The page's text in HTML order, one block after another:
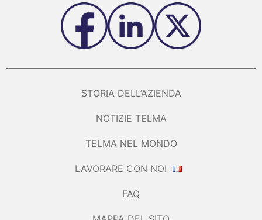
STORIA DELL’AZIENDA
NOTIZIE TELMA
TELMA NEL MONDO
LAVORARE CON NOI
FAQ